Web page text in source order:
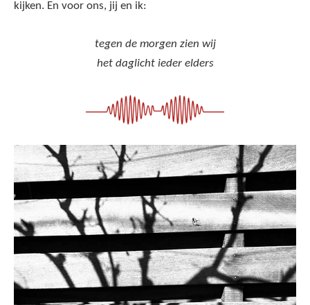
kijken. En voor ons, jij en ik:
tegen de morgen zien wij
het daglicht ieder elders